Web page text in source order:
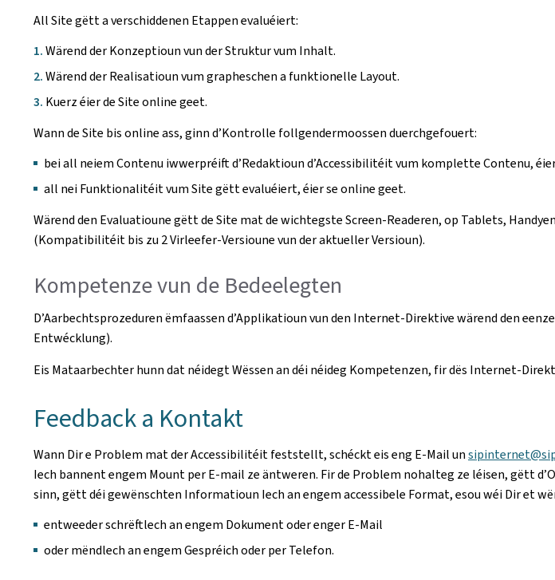
All Site gëtt a verschiddenen Etappen evaluéiert:
Wärend der Konzeptioun vun der Struktur vum Inhalt.
Wärend der Realisatioun vum grapheschen a funktionelle Layout.
Kuerz éier de Site online geet.
Wann de Site bis online ass, ginn d’Kontrolle follgendermoossen duerchgefouert:
bei all neiem Contenu iwwerpréift d’Redaktioun d’Accessibilitéit vum komplette Contenu,
all nei Funktionalitéit vum Site gëtt evaluéiert, éier se online geet.
Wärend den Evaluatioune gëtt de Site mat de wichtegste Screen-Readeren, op Tablets,
(Kompatibilitéit bis zu 2 Virleefer-Versioune vun der aktueller Versioun).
Kompetenze vun de Bedeelegten
D’Aarbechtsprozeduren ëmfaassen d’Applikatioun vun den Internet-Direktive wärend den
Entwécklung).
Eis Mataarbechter hunn dat néidegt Wëssen an déi néideg Kompetenzen, fir dës Internet-
Feedback a Kontakt
Wann Dir e Problem mat der Accessibilitéit feststellt, schéckt eis eng E-Mail un
Iech bannent engem Mount per E-mail ze äntweren. Fir de Problem nohalteg ze léisen, gëtt
sinn, gëtt déi gewënschten Informatioun Iech an engem accessibele Format, esou wéi Dir et
entweeder schrëftlech an engem Dokument oder enger E-Mail
oder mëndlech an engem Gespréich oder per Telefon.